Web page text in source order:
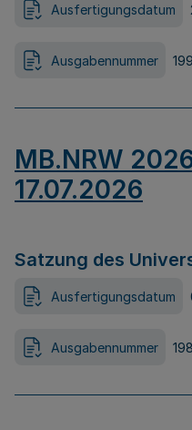
Ausfertigungsdatum
Ausgabennummer 199
MB.NRW
17.07.2026
Satzung des
Ausfertigungsdatum
Ausgabennummer 198